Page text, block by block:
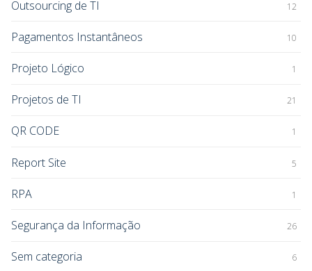
Outsourcing de TI 12
Pagamentos Instantâneos 10
Projeto Lógico 1
Projetos de TI 21
QR CODE 1
Report Site 5
RPA 1
Segurança da Informação 26
Sem categoria 6